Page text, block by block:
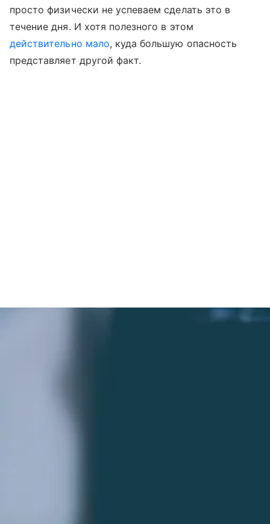
просто физически не успеваем сделать это в
течение дня. И хотя полезного в этом
действительно мало, куда большую опасность
представляет другой факт.